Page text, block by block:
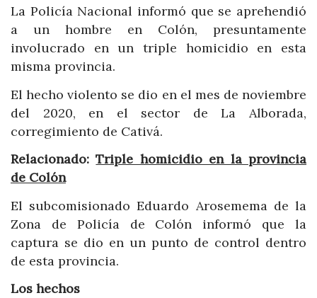
La Policía Nacional informó que se aprehendió
a un hombre en Colón, presuntamente
involucrado en un triple homicidio en esta
misma provincia.
El hecho violento se dio en el mes de noviembre
del 2020, en el sector de La Alborada,
corregimiento de Cativá.
Relacionado:Triple homicidio en la provincia
de Colón
El subcomisionado Eduardo Arosemema de la
Zona de Policía de Colón informó que la
captura se dio en un punto de control dentro
de esta provincia.
Los hechos